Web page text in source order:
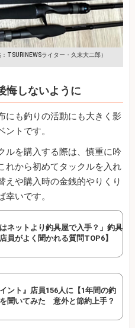
：TSURINEWSライター・久末大二郎）
悔しないように
にも釣りの活動にも大きく影
トです。
ルを購入する際は、慎重に吟
れから初めてタックルを入れ
えや購入時の金銭的やりくり
いです。
はネットより釣具屋で入手？」釣具
員がよく聞かれる質問TOP6】
イント』店員156人に【1年間の釣
聞いてみた 意外と節約上手？